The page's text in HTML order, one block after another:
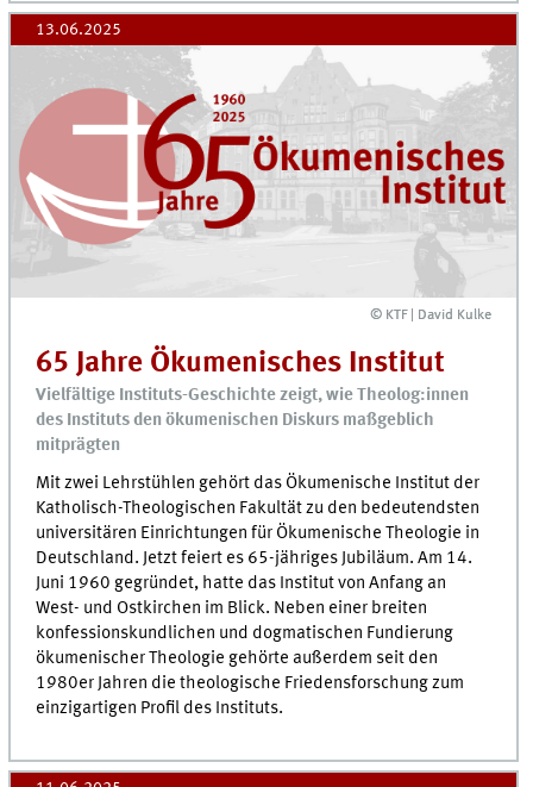
13.06.2025
© KTF | David Kulke
© KTF | David Kulke
65 Jahre Ökumenisches Institut
Vielfältige Instituts-Geschichte zeigt, wie Theolog:innen
des Instituts den ökumenischen Diskurs maßgeblich
mitprägten
Mit zwei Lehrstühlen gehört das Ökumenische Institut der
Katholisch-Theologischen Fakultät zu den bedeutendsten
universitären Einrichtungen für Ökumenische Theologie in
Deutschland. Jetzt feiert es 65-jähriges Jubiläum. Am 14.
Juni 1960 gegründet, hatte das Institut von Anfang an
West- und Ostkirchen im Blick. Neben einer breiten
konfessionskundlichen und dogmatischen Fundierung
ökumenischer Theologie gehörte außerdem seit den
1980er Jahren die theologische Friedensforschung zum
einzigartigen Profil des Instituts.